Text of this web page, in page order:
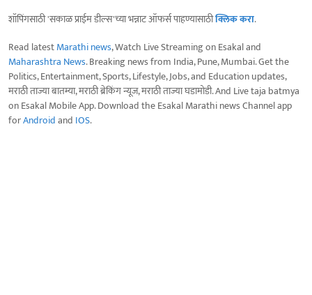
शॉपिंगसाठी 'सकाळ प्राईम डील्स'च्या भन्नाट ऑफर्स पाहण्यासाठीक्लिक करा.
Read latestMarathi news, Watch Live Streaming on Esakal and
Maharashtra News. Breaking news from India, Pune, Mumbai. Get the
Politics, Entertainment, Sports, Lifestyle, Jobs, and Education updates,
मराठी ताज्या बातम्या, मराठी ब्रेकिंग न्यूज, मराठी ताज्या घडामोडी. And Live taja batmya
on Esakal Mobile App. Download the Esakal Marathi news Channel app
forAndroidand IOS.